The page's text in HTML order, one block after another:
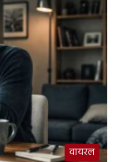
वायरल